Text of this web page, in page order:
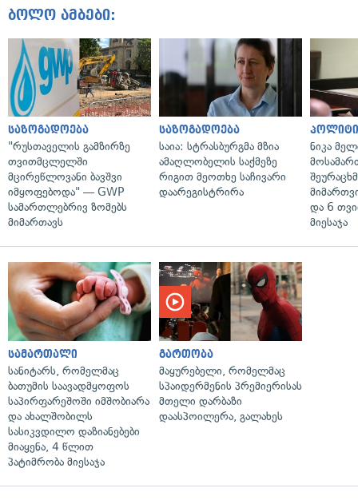
ბოლო ამბები:
საზოგადოება
"რუსთაველის გამზირზე
თვითმცლელში
მცირეწლოვანი ბავშვი
იმყოფებოდა" — GWP
სამართლებრივ ზომებს
მიმართავს
საზოგადოება
საია: სტრასბურგმა მზია
ამაღლობელის საქმეზე
რიგით მეოთხე საჩივარი
დაარეგისტრირა
ნიკა
და 6
მიესაჯა
სამართალი
სანიტარს, რომელმაც
ბათუმის საავადმყოფოს
საპირფარეშოში იმშობიარა
და ახალშობილს
სასიკვდილო დაზიანებები
მიაყენა, 4 წლით
პატიმრობა მიესაჯა
გართობა
მაყურებელი, რომელმაც
სპაიდერმენის პრემიერისას
მთელი დარბაზი
დაასპოილერა, გალახეს